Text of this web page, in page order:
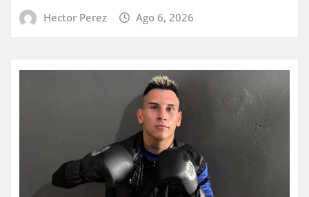
Hector Perez Ago 6, 2026